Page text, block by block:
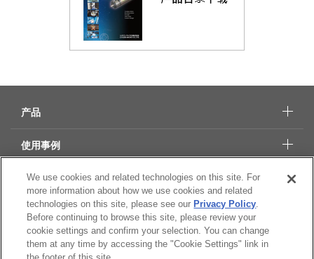
产品
使用事例
技术资料
公司概要
CSR
We use cookies and related technologies on this site. For
more information about how we use cookies and related
technologies on this site, please see our Privacy Policy.
Before continuing to browse this site, please review your
cookie settings and confirm your selection. You can change
them at any time by accessing the "Cookie Settings" link in